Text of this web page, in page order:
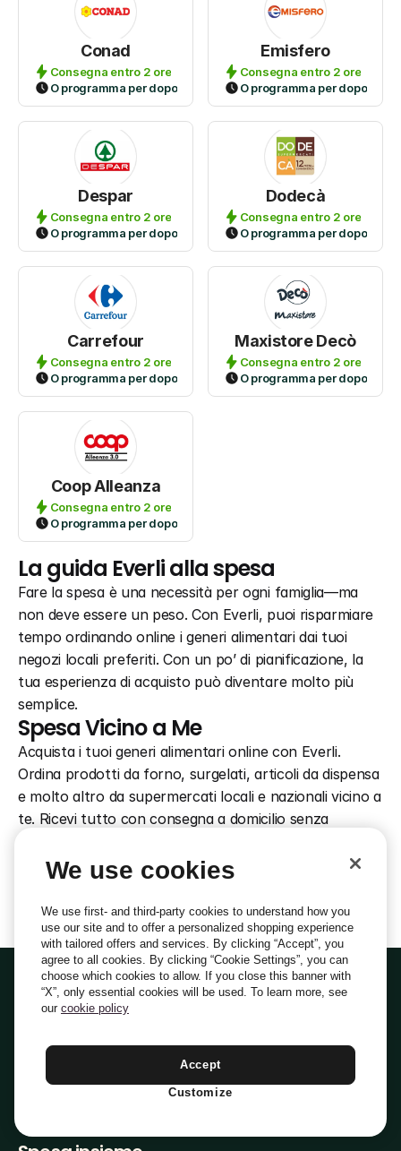
Conad
Consegna entro 2 ore
O programma per dopo
Emisfero
Consegna entro 2 ore
O programma per dopo
Despar
Consegna entro 2 ore
O programma per dopo
Dodecà
Consegna entro 2 ore
O programma per dopo
Carrefour
Consegna entro 2 ore
O programma per dopo
Maxistore Decò
Consegna entro 2 ore
O programma per dopo
Coop Alleanza
Consegna entro 2 ore
O programma per dopo
La guida Everli alla spesa
Fare la spesa è una necessità per ogni famiglia—ma
non deve essere un peso. Con Everli, puoi risparmiare
tempo ordinando online i generi alimentari dai tuoi
negozi locali preferiti. Con un po’ di pianificazione, la
tua esperienza di acquisto può diventare molto più
semplice.
Spesa Vicino a Me
Acquista i tuoi generi alimentari online con Everli.
Ordina prodotti da forno, surgelati, articoli da dispensa
e molto altro da supermercati locali e nazionali vicino a
te. Ricevi tutto con consegna a domicilio senza
Scopri altre categorie di Carne E
Pollo E TacchinoManzo E VitelloAltre Carni
Pesce FrescoSpecialità Di PesceSpecialità Di Carne
Amiamo farti
We use cookies
We use first- and third-party cookies to understand how you
use our site and to offer a personalized shopping experience
with tailored offers and services. By clicking “Accept”, you
agree to all cookies. By clicking “Cookie Settings”, you can
choose which cookies to allow. If you close this banner with
“X”, only essential cookies will be used. To learn more, see
our cookie policy
Accept
Customize